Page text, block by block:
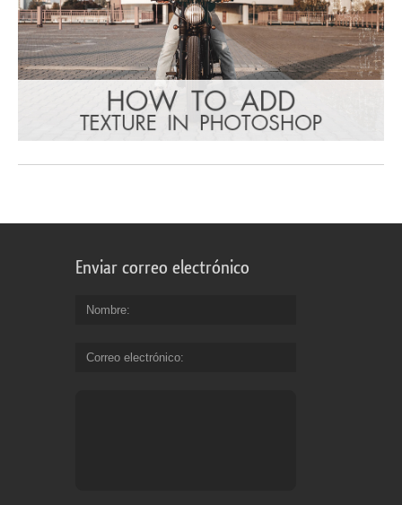
Enviar correo electrónico
Nombre
Correo electrónico